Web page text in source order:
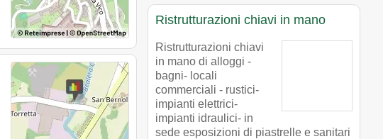
Ristrutturazioni chiavi in mano
Ristrutturazioni chiavi
in mano di alloggi -
bagni- locali
commerciali - rustici-
impianti elettrici-
impianti idraulici- in
sede esposizioni di piastrelle e sanitari